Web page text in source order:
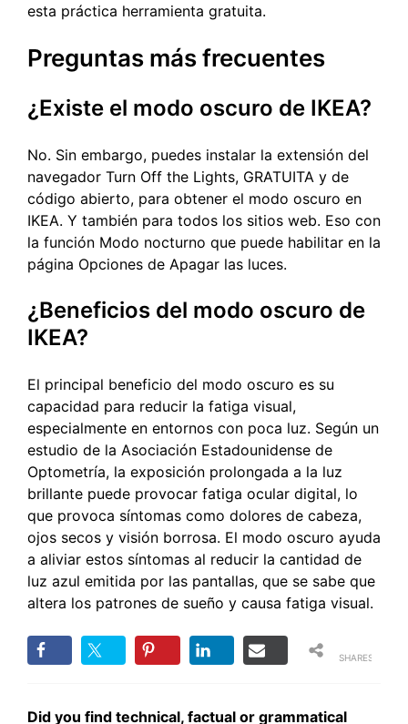
esta práctica herramienta gratuita.
Preguntas más frecuentes
¿Existe el modo oscuro de IKEA?
No. Sin embargo, puedes instalar la extensión del
navegador Turn Off the Lights, GRATUITA y de
código abierto, para obtener el modo oscuro en
IKEA. Y también para todos los sitios web. Eso con
la función Modo nocturno que puede habilitar en la
página Opciones de Apagar las luces.
¿Beneficios del modo oscuro de
IKEA?
El principal beneficio del modo oscuro es su
capacidad para reducir la fatiga visual,
especialmente en entornos con poca luz. Según un
estudio de la Asociación Estadounidense de
Optometría, la exposición prolongada a la luz
brillante puede provocar fatiga ocular digital, lo
que provoca síntomas como dolores de cabeza,
ojos secos y visión borrosa. El modo oscuro ayuda
a aliviar estos síntomas al reducir la cantidad de
luz azul emitida por las pantallas, que se sabe que
altera los patrones de sueño y causa fatiga visual.
SHARES
Did you find technical, factual or grammatical